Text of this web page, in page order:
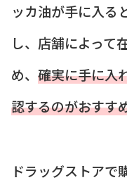
ッカ油が手に入る
し、店舗によって
め、 確実に手に入
認するのがおすす
ドラッグストアで